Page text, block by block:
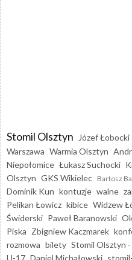
Stomil Olsztyn Józef Łobocki
Warszawa Warmia Olsztyn
Niepołomice Łukasz Suchocki
Olsztyn GKS Wikielec Bartosz
Dominik Kun kontuzje walne
Pelikan Łowicz kibice Widzew
Świderski Paweł Baranowski
Piska Zbigniew Kaczmarek
rozmowa bilety Stomil Olsztyn
U-17 Daniel Michałowski